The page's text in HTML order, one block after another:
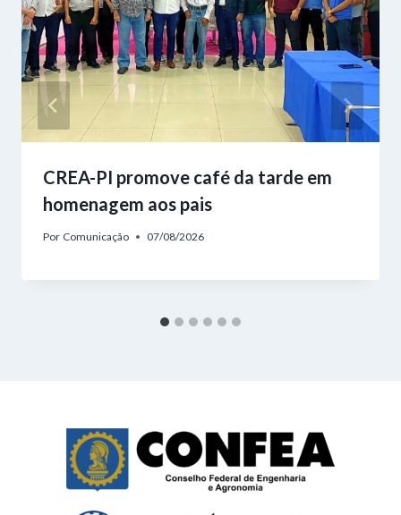
CREA-PI promove café da tarde em
homenagem aos pais
Por Comunicação 07/08/2026